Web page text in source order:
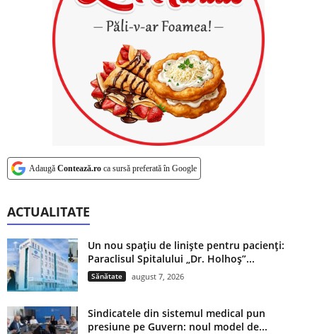
Adaugă Contează.ro ca sursă preferată în Google
ACTUALITATE
Un nou spațiu de liniște pentru pacienți:
Paraclisul Spitalului „Dr. Holhoș”...
Sănătate august 7, 2026
Sindicatele din sistemul medical pun
presiune pe Guvern: noul model de...